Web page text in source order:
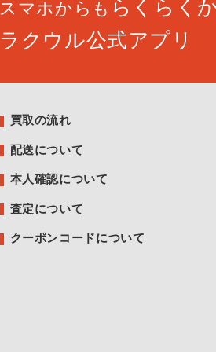
スマホからも らくらく
ラクウル公式アプリ
買取の流れ
配送について
本人確認について
査定について
クーポンコードについて